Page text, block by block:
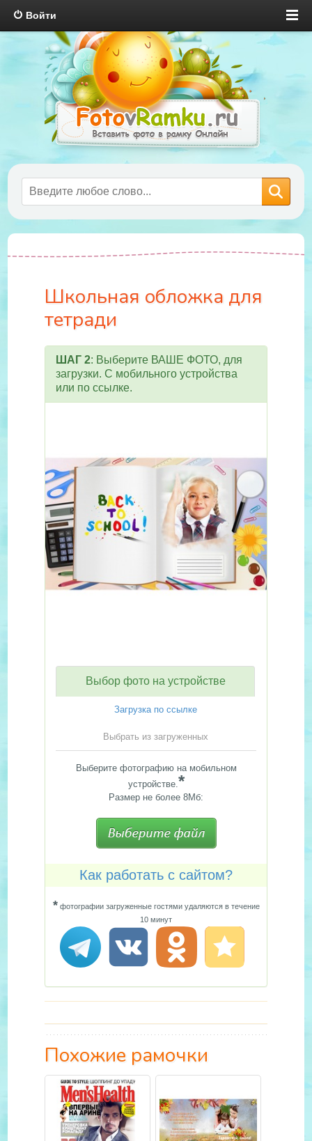
Войти
Школьная обложка для
тетради
ШАГ 2: Выберите ВАШЕ ФОТО, для
загрузки. С мобильного устройства
или по ссылке.
Выбор фото на устройстве
Загрузка по ссылке
Выбрать из загруженных
Выберите фотографию на мобильном
устройстве.*
Размер не более 8Мб:
Как работать с сайтом?
*фотографии загруженные гостями удаляются в течение
10 минут
Похожие рамочки